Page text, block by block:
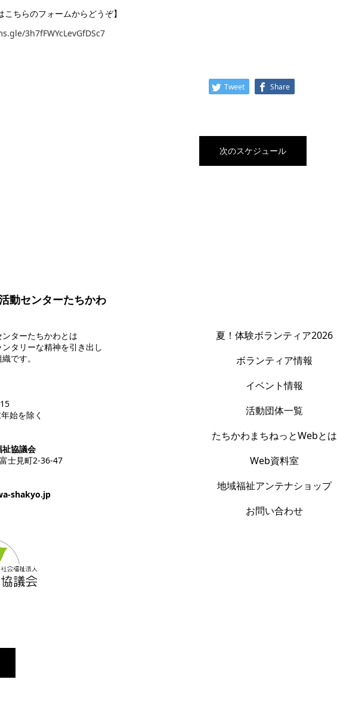
こちらのフォームからどうぞ】
3h7fFWYcLevGfDSc7
Tweet Share
次のスケジュール
動センターたちかわ
ターたちかわとは
タリーな精神を引き出し
です。
始を除く
協議会
士見町2-36-47
shakyo.jp
夏！体験ボランティア2026
ボランティア情報
イベント情報
活動団体一覧
たちかわまちねっとWebとは
Web資料室
地域福祉アンテナショップ
お問い合わせ